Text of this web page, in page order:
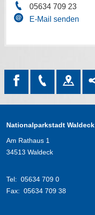
05634 709 23
E-Mail senden
Nationalparkstadt Waldeck
Am Rathaus 1
34513 Waldeck
Tel: 05634 709 0
Fax: 05634 709 38